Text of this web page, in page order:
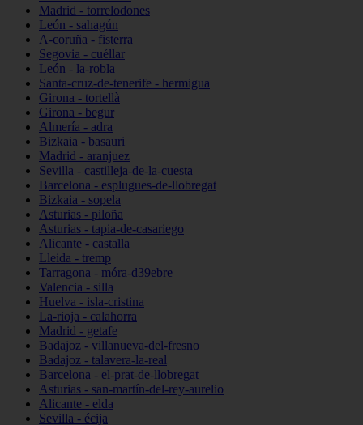
Madrid - torrelodones
León - sahagún
A-coruña - fisterra
Segovia - cuéllar
León - la-robla
Santa-cruz-de-tenerife - hermigua
Girona - tortellà
Girona - begur
Almería - adra
Bizkaia - basauri
Madrid - aranjuez
Sevilla - castilleja-de-la-cuesta
Barcelona - esplugues-de-llobregat
Bizkaia - sopela
Asturias - piloña
Asturias - tapia-de-casariego
Alicante - castalla
Lleida - tremp
Tarragona - móra-d39ebre
Valencia - silla
Huelva - isla-cristina
La-rioja - calahorra
Madrid - getafe
Badajoz - villanueva-del-fresno
Badajoz - talavera-la-real
Barcelona - el-prat-de-llobregat
Asturias - san-martín-del-rey-aurelio
Alicante - elda
Sevilla - écija